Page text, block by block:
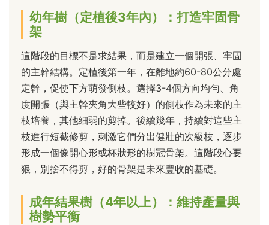
幼年樹（定植後3年內）：打造牢固骨
架
這階段的目標不是求結果，而是建立一個開張、牢固
的主幹結構。定植後第一年，在離地約60-80公分處
定幹，促使下方萌發側枝。選擇3-4個方向均勻、角
度開張（與主幹夾角大些較好）的側枝作為未來的主
枝培養，其他細弱的剪掉。後續幾年，持續對這些主
枝進行短截修剪，刺激它們分出健壯的次級枝，逐步
形成一個像開心形或杯狀形的樹冠骨架。這階段心要
狠，別捨不得剪，好的骨架是未來豐收的基礎。
成年結果樹（4年以上）：維持產量與
樹勢平衡